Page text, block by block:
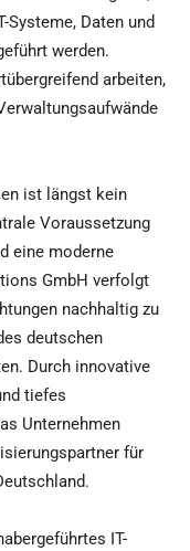
Daten und
werden.
arbeiten,
ist längst kein
Voraussetzung
eine moderne
GmbH verfolgt
nachhaltig zu
deutschen
Durch innovative
tiefes
Unternehmen
für
IT-